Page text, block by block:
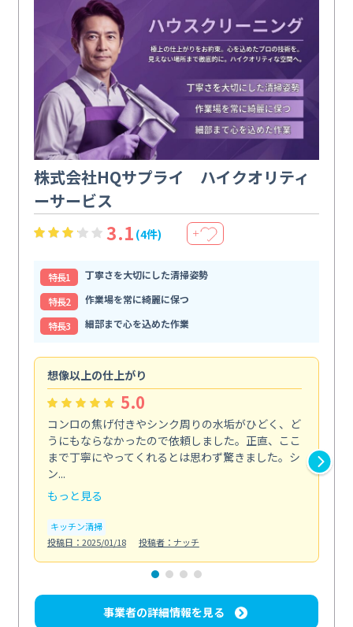
株式会社HQサプライ ハイクオリティ
ーサービス
3.1 (4件) ＋
特⻑1
丁寧さを大切にした清掃姿勢
特⻑2
作業場を常に綺麗に保つ
特⻑3
細部まで心を込めた作業
想像以上の仕上がり
5.0
コンロの焦げ付きやシンク周りの水垢がひどく、ど
うにもならなかったので依頼しました。正直、ここ
まで丁寧にやってくれるとは思わず驚きました。シ
ン...
もっと見る
キッチン清掃
投稿日：2025/01/18
投稿者：ナッチ
事業者の詳細情報を見る